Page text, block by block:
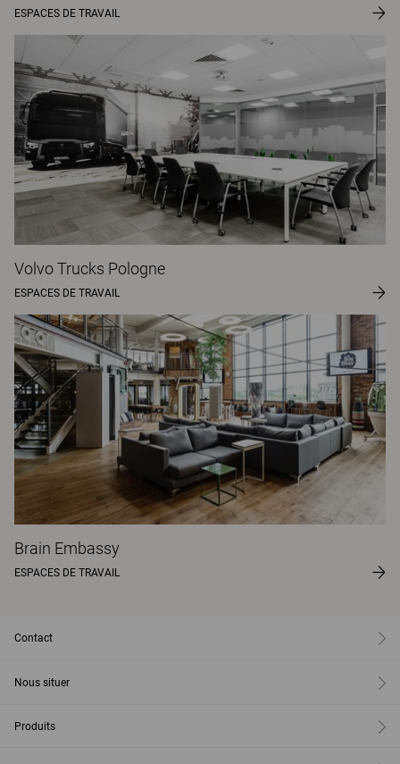
ESPACES DE TRAVAIL
Volvo Trucks Pologne
ESPACES DE TRAVAIL
Brain Embassy
ESPACES DE TRAVAIL
Contact
Nous situer
Produits